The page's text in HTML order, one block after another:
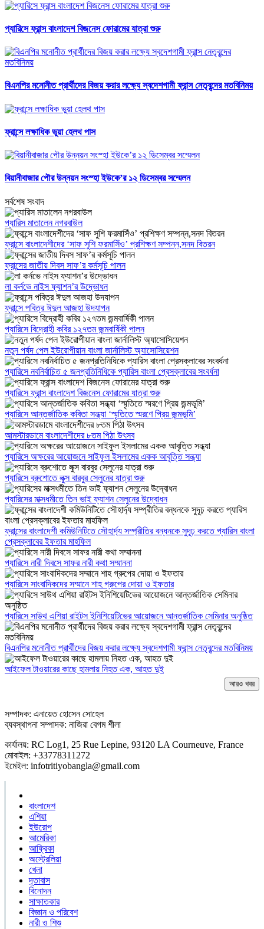
প্যারিসে ফ্রান্স বাংলাদেশ বিজনেস ফোরামের যাত্রা শুরু
বিএনপির মনোনীত প্রার্থীদের বিজয় করার লক্ষ্যে স্বদেশগামী ফ্রান্স নেতৃবৃন্দের মতবিনিময়
ফ্রান্সে লক্ষাধিক ভুয়া হেলথ পাস
বিয়ানীবাজার পৌর উন্নয়ন সংস্হা ইউকে’র ১২ ডিসেম্বর সম্মেলন
সর্বশেষ সংবাদ
প্যারিস মাতালেন নগরবাউল
ফ্রান্সে বাংলাদেশীদের ‘সাফ সুশি ফরমাসিঁও’ প্রশিক্ষণ সম্পন্ন,সনদ বিতরন
ফ্রান্সের জাতীয় দিবস সাফ’র কর্মসূচি পালন
লা কর্নভে নাইস ফ্যাশন’র উদ্ভোধন
ফ্রান্সে পবিত্র ঈদুল আজহা উদযাপন
প্যারিসে বিদ্রোহী কবির ১২৭তম জন্মবার্ষিকী পালন
নতুন পর্ষদ পেল ইউরোপীয়ান বাংলা জার্নালিস্ট অ্যাসোসিয়েশন
প্যারিসে নবনির্বাচিত ৫ জনপ্রতিনিধিকে প্যারিস বাংলা প্রেসক্লাবের সংবর্ধনা
প্যারিসে ফ্রান্স বাংলাদেশ বিজনেস ফোরামের যাত্রা শুরু
প্যারিসে আন্তর্জাতিক কবিতা সন্ধ্যা ‘স্মৃতিতে স্মরণে প্রিয় জন্মভূমি’
আমস্টারডামে বাংলাদেশীদের ৮তম পিঠা উৎসব
প্যারিসে অক্ষরের আয়োজনে সাইফুল ইসলামের একক আবৃত্তি সন্ধ্যা
প্যারিসে ব্রুশোতে লুক্স বারবুর সেলুনের যাত্রা শুরু
প্যারিসের মাক্সধমীতে তিন ভাই ফ্যাশন সেলুনের উদ্বোধন
ফ্রান্সের বাংলাদেশী কমিউনিটিতে সৌহার্দ্য সম্প্রীতির বন্ধনকে সুদূঢ় করতে প্যারিস বাংলা
প্রেসক্লাবের ইফতার মাহফিল
প্যারিসে নারী দিবসে সাফর নারী কথা সম্মাননা
প্যারিসে সাংবাদিকদের সম্মানে শাহ গ্রুপের দোয়া ও ইফতার
প্যারিসে সাউথ এশিয়া রাইটস ইনিশিয়েটিভের আয়োজনে আন্তর্জাতিক সেমিনার অনুষ্ঠিত
বিএনপির মনোনীত প্রার্থীদের বিজয় করার লক্ষ্যে স্বদেশগামী ফ্রান্স নেতৃবৃন্দের মতবিনিময়
আইফেল টাওয়ারের কাছে হামলায় নিহত এক, আহত দুই
আরও খবর
সম্পাদক: এনায়েত হোসেন সোহেল
ব্যবস্থাপনা সম্পাদক: নাজিরা বেগম শীলা
কার্যালয়: RC Log1, 25 Rue Lepine, 93120 LA Courneuve, France
মোবাইল: +33778311272
ইমেইল: infotritiyobangla@gmail.com
বাংলাদেশ
এশিয়া
ইউরোপ
আমেরিকা
আফ্রিকা
অস্ট্রেলিয়া
খেলা
দূতাবাস
বিনোদন
সাক্ষাতকার
বিজ্ঞান ও পরিবেশ
নারী ও শিশু